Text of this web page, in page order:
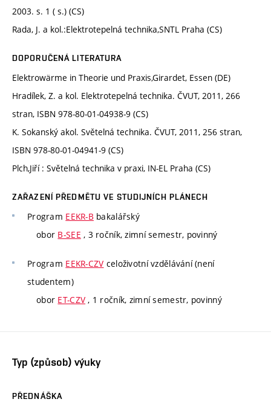
2003. s. 1 ( s.) (CS)
Rada, J. a kol.:Elektrotepelná technika,SNTL Praha (CS)
DOPORUČENÁ LITERATURA
Elektrowärme in Theorie und Praxis,Girardet, Essen (DE)
Hradílek, Z. a kol. Elektrotepelná technika. ČVUT, 2011, 266
stran, ISBN 978-80-01-04938-9 (CS)
K. Sokanský akol. Světelná technika. ČVUT, 2011, 256 stran,
ISBN 978-80-01-04941-9 (CS)
Plch,Jiří : Světelná technika v praxi, IN-EL Praha (CS)
ZAŘAZENÍ PŘEDMĚTU VE STUDIJNÍCH PLÁNECH
Program EEKR-B bakalářský
obor B-SEE , 3 ročník, zimní semestr, povinný
Program EEKR-CZV celoživotní vzdělávání (není
studentem)
obor ET-CZV , 1 ročník, zimní semestr, povinný
Typ (způsob) výuky
PŘEDNÁŠKA